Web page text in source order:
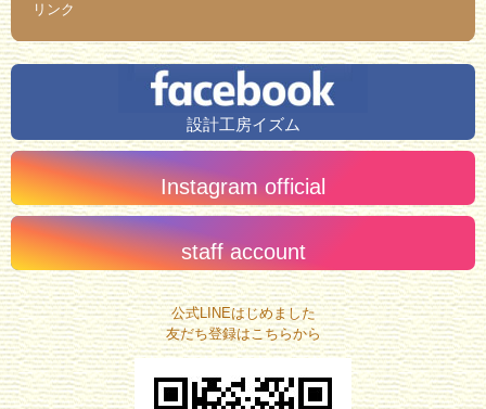
リンク
設計工房イズム
Instagram official
staff account
公式LINEはじめました
友だち登録はこちらから